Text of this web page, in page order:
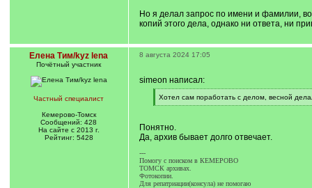
Но я делал запрос по имени и фамилии,
копий этого дела, однако ни ответа, ни
Елена Тим/kyz lena
Почётный участник
Частный специалист
Кемерово-Томск
Сообщений: 428
На сайте с 2013 г.
Рейтинг: 5428
8 августа 2024 17:05
simeon написал:
[
q
Хотел сам поработать с делом, весной
[
]
Понятно.
Да, архив бывает долго отвечает.
---
Помогу с поиском в КЕМЕРОВО
ТОМСК архивах.
Фотокопии.
Для репатриации(консула) не помогаю